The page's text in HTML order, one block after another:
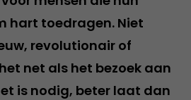
hart toedragen. Niet
revolutionair of
net als het bezoek aan
is nodig, beter laat dan